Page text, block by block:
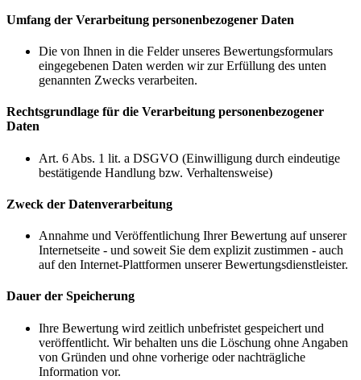
Umfang der Verarbeitung personenbezogener Daten
Die von Ihnen in die Felder unseres Bewertungsformulars
eingegebenen Daten werden wir zur Erfüllung des unten
genannten Zwecks verarbeiten.
Rechtsgrundlage für die Verarbeitung personenbezogener
Daten
Art. 6 Abs. 1 lit. a DSGVO (Einwilligung durch eindeutige
bestätigende Handlung bzw. Verhaltensweise)
Zweck der Datenverarbeitung
Annahme und Veröffentlichung Ihrer Bewertung auf unserer
Internetseite - und soweit Sie dem explizit zustimmen - auch
auf den Internet-Plattformen unserer Bewertungsdienstleister.
Dauer der Speicherung
Ihre Bewertung wird zeitlich unbefristet gespeichert und
veröffentlicht. Wir behalten uns die Löschung ohne Angaben
von Gründen und ohne vorherige oder nachträgliche
Information vor.